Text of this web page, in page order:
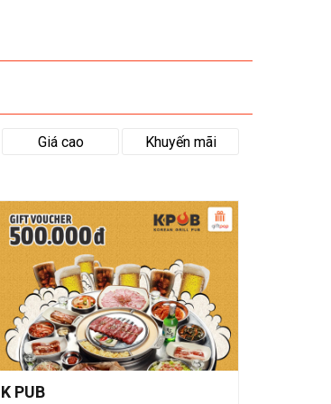
Giá cao Khuyến mãi
K PUB